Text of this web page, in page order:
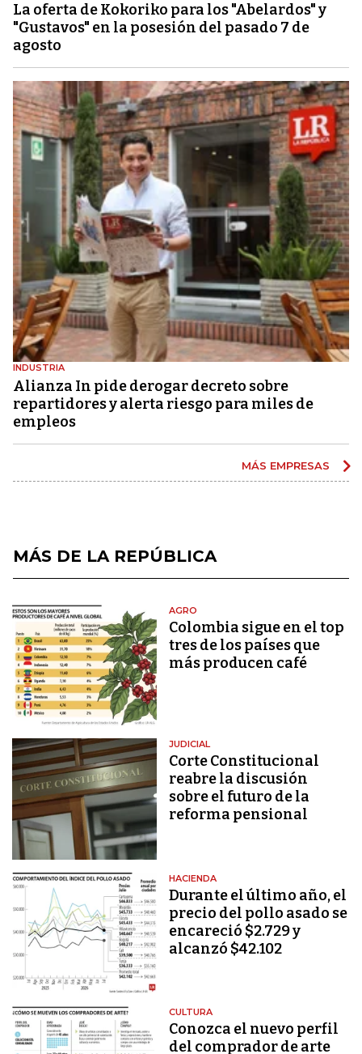
La oferta de Kokoriko para los "Abelardos" y
"Gustavos" en la posesión del pasado 7 de
agosto
INDUSTRIA
Alianza In pide derogar decreto sobre
repartidores y alerta riesgo para miles de
empleos
MÁS EMPRESAS
MÁS DE LA REPÚBLICA
AGRO
Colombia sigue en el top
tres de los países que
más producen café
JUDICIAL
Corte Constitucional
reabre la discusión
sobre el futuro de la
reforma pensional
HACIENDA
Durante el último año, el
precio del pollo asado se
encareció $2.729 y
alcanzó $42.102
CULTURA
Conozca el nuevo perfil
del comprador de arte